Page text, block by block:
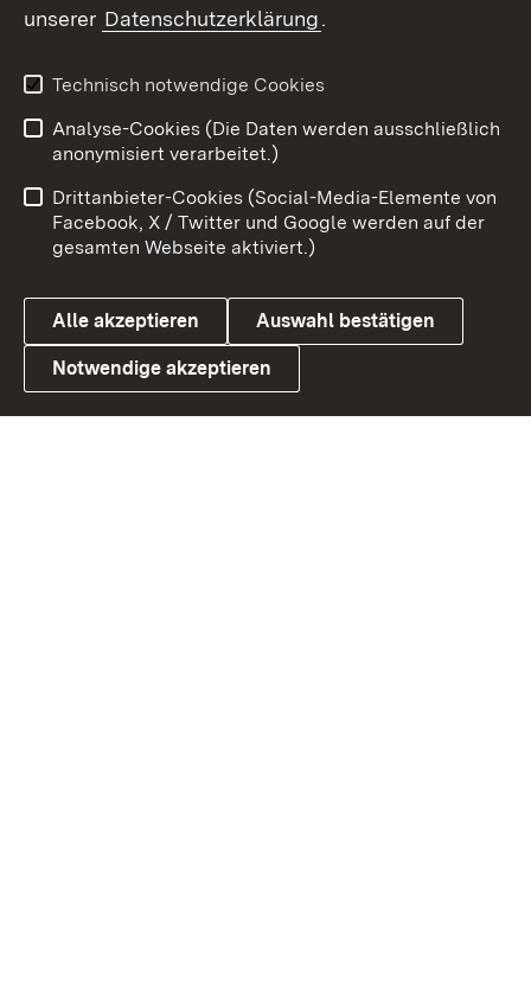
X / Twitter
Youtube
Link zum Landesportal
Benutzungshinweise
Barrierefreiheit
Datenschutz
Cookies
unserer Datenschutzerklärung.
Technisch notwendige Cookies
Analyse-Cookies (Die Daten werden ausschließlich
anonymisiert verarbeitet.)
Drittanbieter-Cookies (Social-Media-Elemente von
Facebook, X / Twitter und Google werden auf der
gesamten Webseite aktiviert.)
Alle akzeptieren Auswahl bestätigen
Notwendige akzeptieren